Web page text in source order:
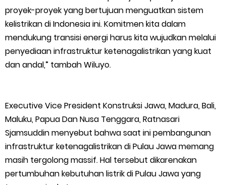
Merah Putih Presisi Polda Riau.
Thursday, 6 August
proyek-proyek yang bertujuan menguatkan sistem
kelistrikan di Indonesia ini. Komitmen kita dalam
mendukung transisi energi harus kita wujudkan melalui
penyediaan infrastruktur ketenagalistrikan yang kuat
dan andal,” tambah Wiluyo.
Executive Vice President Konstruksi Jawa, Madura, Bali,
Maluku, Papua Dan Nusa Tenggara, Ratnasari
Sjamsuddin menyebut bahwa saat ini pembangunan
infrastruktur ketenagalistrikan di Pulau Jawa memang
masih tergolong massif. Hal tersebut dikarenakan
pertumbuhan kebutuhan listrik di Pulau Jawa yang